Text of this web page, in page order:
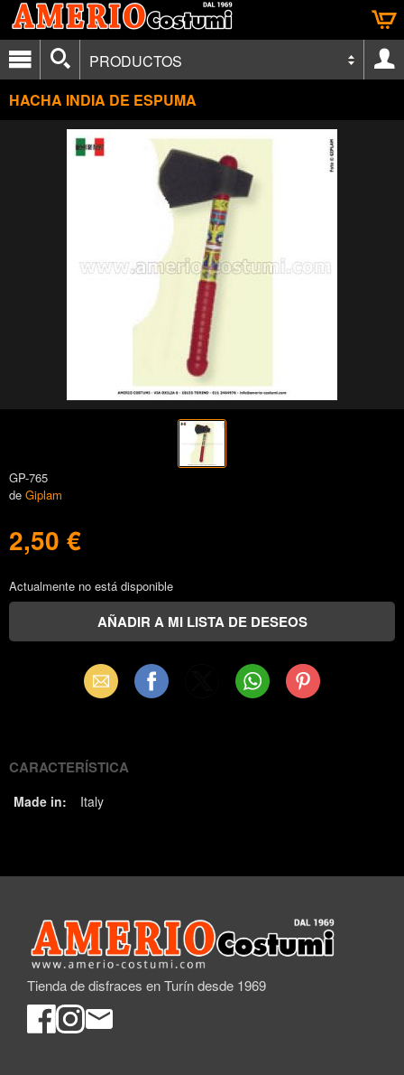
PRODUCTOS
HACHA INDIA DE ESPUMA
GP-765
de Giplam
2,50 €
Actualmente no está disponible
Email Facebook WhatsAppPinterest
CARACTERÍSTICA
Made in: Italy
Tienda de disfraces en Turín desde 1969